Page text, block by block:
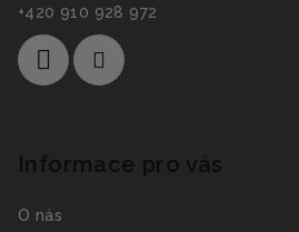
+420 910 928 972
Informace pro vás
O nás